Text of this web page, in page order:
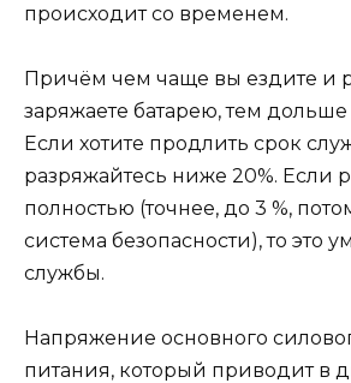
происходит со временем.
Причём чем чаще вы ездите и
заряжаете батарею, тем дольше
Если хотите продлить срок
разряжайтесь ниже 20%. Если
полностью (точнее, до 3 %,
система безопасности), то это
службы.
Напряжение основного
питания, который приводит в